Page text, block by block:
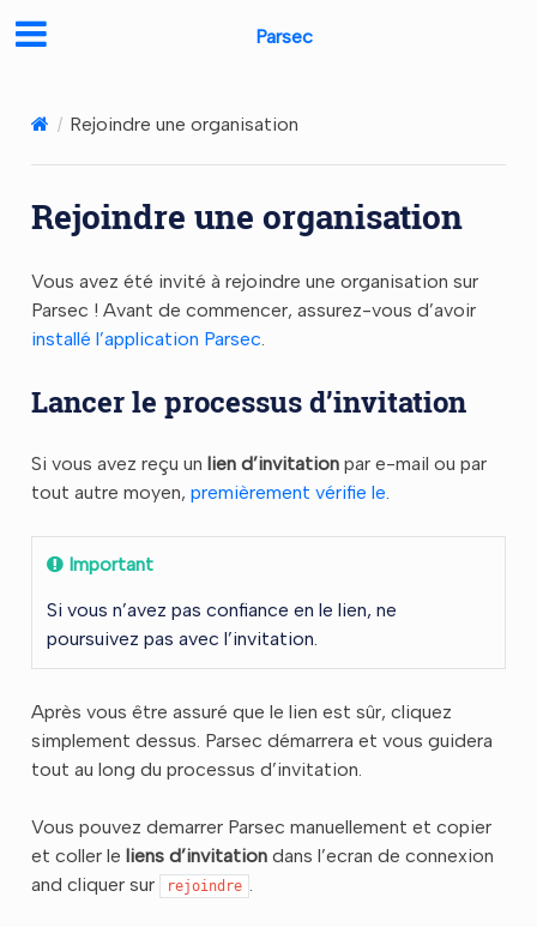
Parsec
Rejoindre une organisation
Rejoindre une organisation
Vous avez été invité à rejoindre une organisation sur
Parsec ! Avant de commencer, assurez-vous d’avoir
installé l’application Parsec.
Lancer le processus d’invitation
Si vous avez reçu un lien d’invitationpar e-mail ou par
tout autre moyen, premièrement vérifie le.
Important
Si vous n’avez pas confiance en le lien, ne
poursuivez pas avec l’invitation.
Après vous être assuré que le lien est sûr, cliquez
simplement dessus. Parsec démarrera et vous guidera
tout au long du processus d’invitation.
Vous pouvez demarrer Parsec manuellement et copier
et coller le liens d’invitationdans l’ecran de connexion
and cliquer sur
rejoindre .